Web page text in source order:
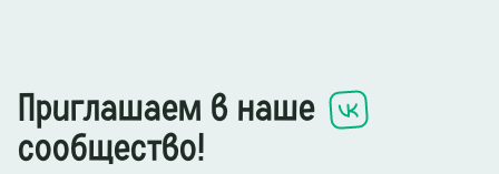
Приглашаем в наше
сообщество!